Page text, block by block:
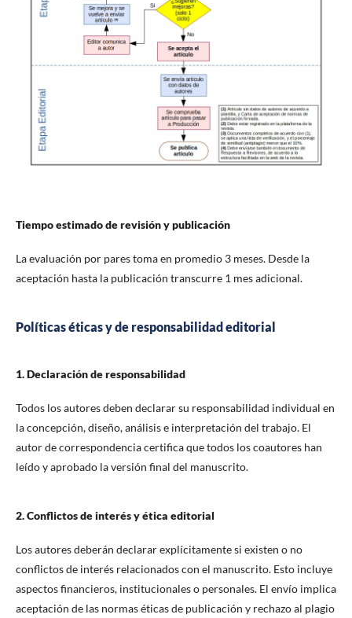
Tiempo estimado de revisión y publicación
La evaluación por pares toma en promedio 3 meses. Desde la
aceptación hasta la publicación transcurre 1 mes adicional.
Políticas éticas y de responsabilidad editorial
1. Declaración de responsabilidad
Todos los autores deben declarar su responsabilidad individual en
la concepción, diseño, análisis e interpretación del trabajo. El
autor de correspondencia certifica que todos los coautores han
leído y aprobado la versión final del manuscrito.
2. Conflictos de interés y ética editorial
Los autores deberán declarar explícitamente si existen o no
conflictos de interés relacionados con el manuscrito. Esto incluye
aspectos financieros, institucionales o personales. El envío implica
aceptación de las normas éticas de publicación y rechazo al plagio